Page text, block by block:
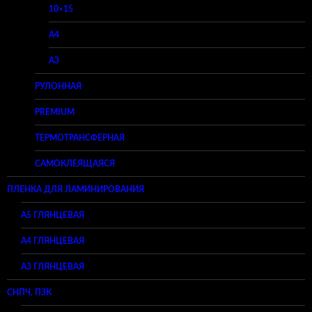
10×15
A4
A3
РУЛОННАЯ
PREMIUM
ТЕРМОТРАНСФЕРНАЯ
САМОКЛЕЯЩАЯСЯ
ПЛЕНКА ДЛЯ ЛАМИНИРОВАНИЯ
A5 ГЛЯНЦЕВАЯ
А4 ГЛЯНЦЕВАЯ
A3 ГЛЯНЦЕВАЯ
СНПЧ, ПЗК